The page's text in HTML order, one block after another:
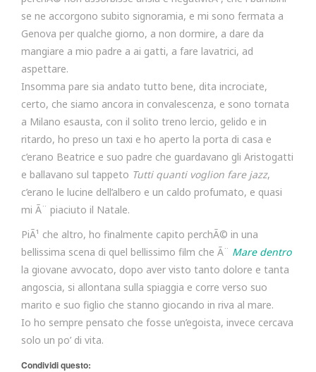
se ne accorgono subito signoramia, e mi sono fermata a
Genova per qualche giorno, a non dormire, a dare da
mangiare a mio padre a ai gatti, a fare lavatrici, ad
aspettare.
Insomma pare sia andato tutto bene, dita incrociate,
certo, che siamo ancora in convalescenza, e sono tornata
a Milano esausta, con il solito treno lercio, gelido e in
ritardo, ho preso un taxi e ho aperto la porta di casa e
c’erano Beatrice e suo padre che guardavano gli Aristogatti
e ballavano sul tappeto Tutti quanti voglion fare jazz,
c’erano le lucine dell’albero e un caldo profumato, e quasi
mi Ã¨ piaciuto il Natale.
PiÃ¹ che altro, ho finalmente capito perchÃ© in una
bellissima scena di quel bellissimo film che Ã¨ Mare dentro
la giovane avvocato, dopo aver visto tanto dolore e tanta
angoscia, si allontana sulla spiaggia e corre verso suo
marito e suo figlio che stanno giocando in riva al mare.
Io ho sempre pensato che fosse un’egoista, invece cercava
solo un po’ di vita.
Condividi questo: